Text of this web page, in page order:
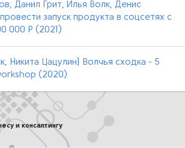
Данил Грит, Илья Волк, Дениc
запуск продукта в соцсетях с
000 Р (2021)
Никита Цацулин] Волчья сходка - 5
(2020)
и консалтингу